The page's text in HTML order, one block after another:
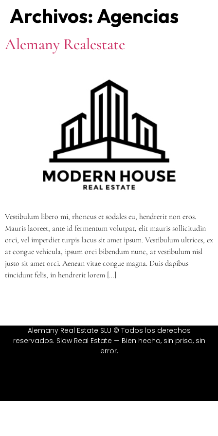
Archivos:Agencias
Alemany Realestate
Vestibulum libero mi, rhoncus et sodales eu, hendrerit non eros.
Mauris laoreet, ante id fermentum volutpat, elit mauris sollicitudin
orci, vel imperdiet turpis lacus sit amet ipsum. Vestibulum ultrices, ex
at congue vehicula, ipsum orci bibendum nunc, at vestibulum nisl
justo sit amet orci. Aenean vitae congue magna. Duis dapibus
tincidunt felis, in hendrerit lorem […]
Alemany Real Estate SLU © Todos los derechos
reservados. Slow Real Estate — Bien hecho, sin prisa, sin
error.